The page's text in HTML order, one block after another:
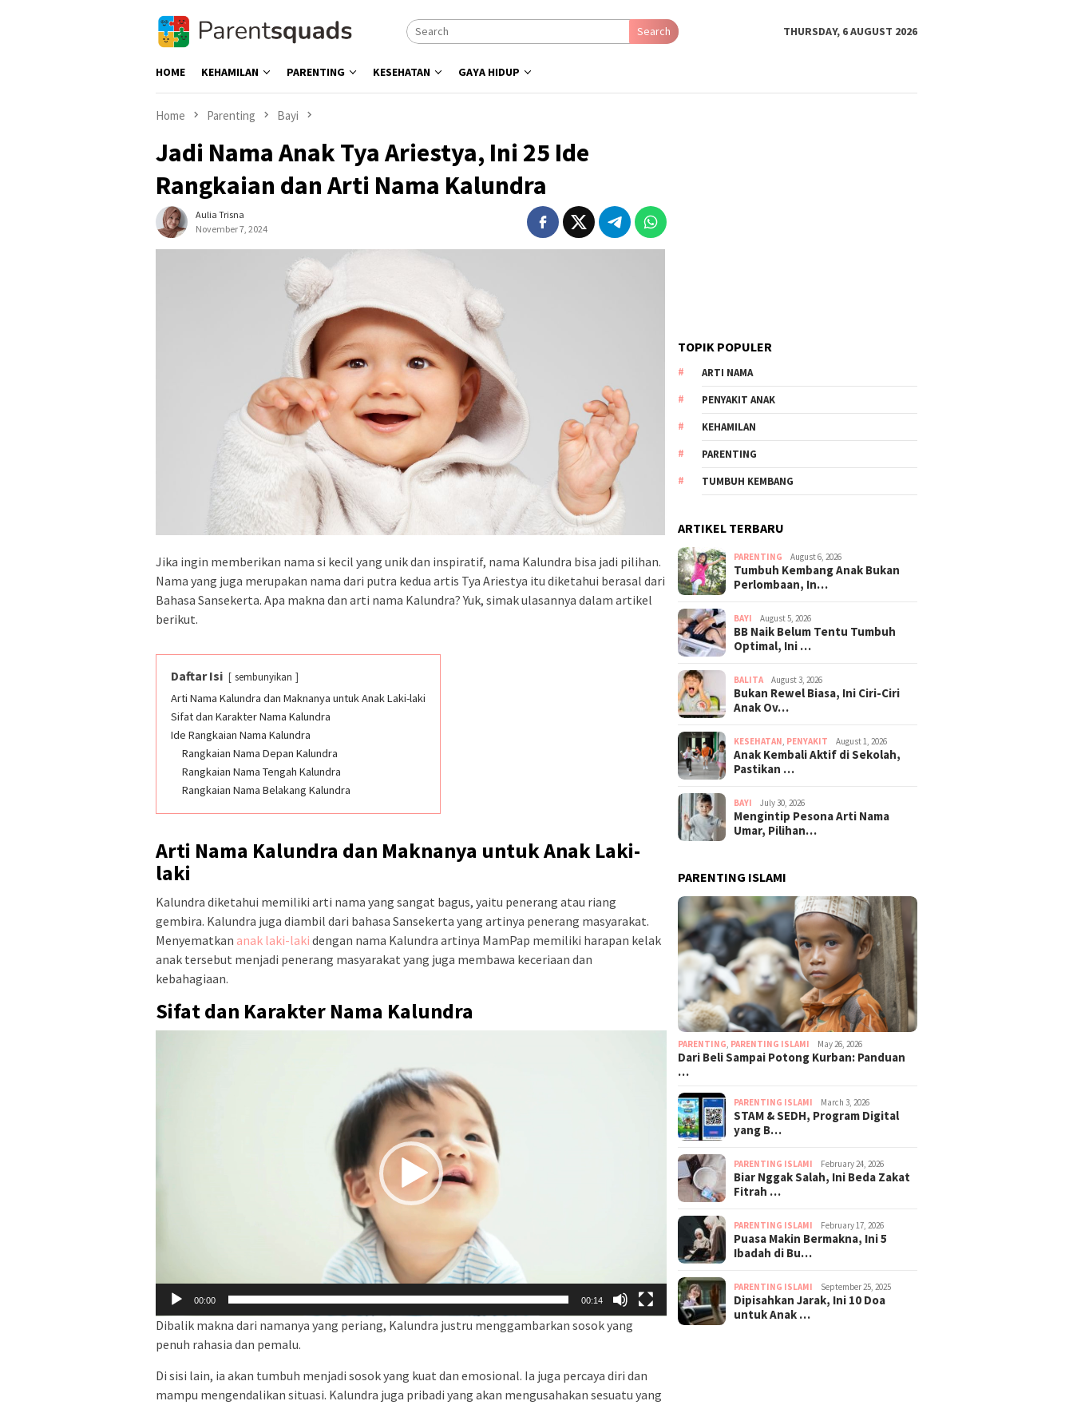
Search THURSDAY, 6 AUGUST 2026
HOME KEHAMILAN PARENTING KESEHATAN GAYA HIDUP
Home Parenting Bayi
Jadi Nama Anak Tya Ariestya, Ini 25 Ide
Rangkaian dan Arti Nama Kalundra
Aulia Trisna
November 7, 2024
Jika ingin memberikan nama si kecil yang unik dan inspiratif, nama Kalundra bisa jadi pilihan.
Nama yang juga merupakan nama dari putra kedua artis Tya Ariestya itu diketahui berasal dari
Bahasa Sansekerta. Apa makna dan arti nama Kalundra? Yuk, simak ulasannya dalam artikel
berikut.
Daftar Isi sembunyikan
Arti Nama Kalundra dan Maknanya untuk Anak Laki-laki
Sifat dan Karakter Nama Kalundra
Ide Rangkaian Nama Kalundra
Rangkaian Nama Depan Kalundra
Rangkaian Nama Tengah Kalundra
Rangkaian Nama Belakang Kalundra
Arti Nama Kalundra dan Maknanya untuk Anak Laki-
laki
Kalundra diketahui memiliki arti nama yang sangat bagus, yaitu penerang atau riang
gembira. Kalundra juga diambil dari bahasa Sansekerta yang artinya penerang masyarakat.
Menyematkan anak laki-laki dengan nama Kalundra artinya MamPap memiliki harapan kelak
anak tersebut menjadi penerang masyarakat yang juga membawa keceriaan dan
kebahagiaan.
Sifat dan Karakter Nama Kalundra
00:00 00:14
Dibalik makna dari namanya yang periang, Kalundra justru menggambarkan sosok yang
penuh rahasia dan pemalu.
Di sisi lain, ia akan tumbuh menjadi sosok yang kuat dan emosional. Ia juga percaya diri dan
mampu mengendalikan situasi. Kalundra juga pribadi yang akan mengusahakan sesuatu yang
TOPIK POPULER
ARTI NAMA
PENYAKIT ANAK
KEHAMILAN
PARENTING
TUMBUH KEMBANG
ARTIKEL TERBARU
PARENTING August 6, 2026
Tumbuh Kembang Anak Bukan
Perlombaan, In…
BAYI August 5, 2026
BB Naik Belum Tentu Tumbuh
Optimal, Ini …
BALITA August 3, 2026
Bukan Rewel Biasa, Ini Ciri-Ciri
Anak Ov…
KESEHATAN, PENYAKIT August 1, 2026
Anak Kembali Aktif di Sekolah,
Pastikan …
BAYI July 30, 2026
Mengintip Pesona Arti Nama
Umar, Pilihan…
PARENTING ISLAMI
PARENTING PARENTING ISLAMI May 26, 2026
Dari Beli Sampai Potong Kurban: Panduan
…
PARENTING ISLAMI March 3, 2026
STAM & SEDH, Program Digital
yang B…
PARENTING ISLAMI February 24, 2026
Biar Nggak Salah, Ini Beda Zakat
Fitrah …
PARENTING ISLAMI February 17, 2026
Puasa Makin Bermakna, Ini 5
Ibadah di Bu…
PARENTING ISLAMI September 25, 2025
Dipisahkan Jarak, Ini 10 Doa
untuk Anak …